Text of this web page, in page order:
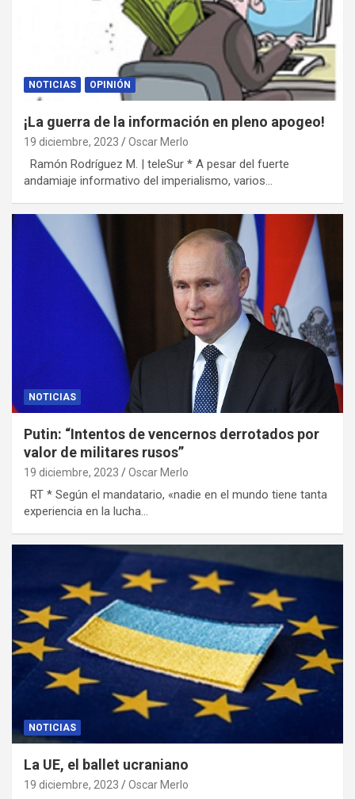
NOTICIAS OPINIÓN
¡La guerra de la información en pleno apogeo!
19 diciembre, 2023 Oscar Merlo
Ramón Rodríguez M. | teleSur * A pesar del fuerte
andamiaje informativo del imperialismo, varios…
NOTICIAS
Putin: “Intentos de vencernos derrotados por
valor de militares rusos”
19 diciembre, 2023 Oscar Merlo
RT * Según el mandatario, «nadie en el mundo tiene tanta
experiencia en la lucha…
NOTICIAS
La UE, el ballet ucraniano
19 diciembre, 2023 Oscar Merlo